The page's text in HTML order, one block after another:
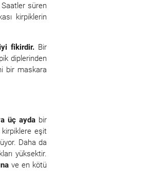
süren
kirpiklerin
iyi fikirdir.Bir
diplerinden
bir maskara
üç aydabir
kirpiklere eşit
Daha da
yüksektir.
ve en kötü